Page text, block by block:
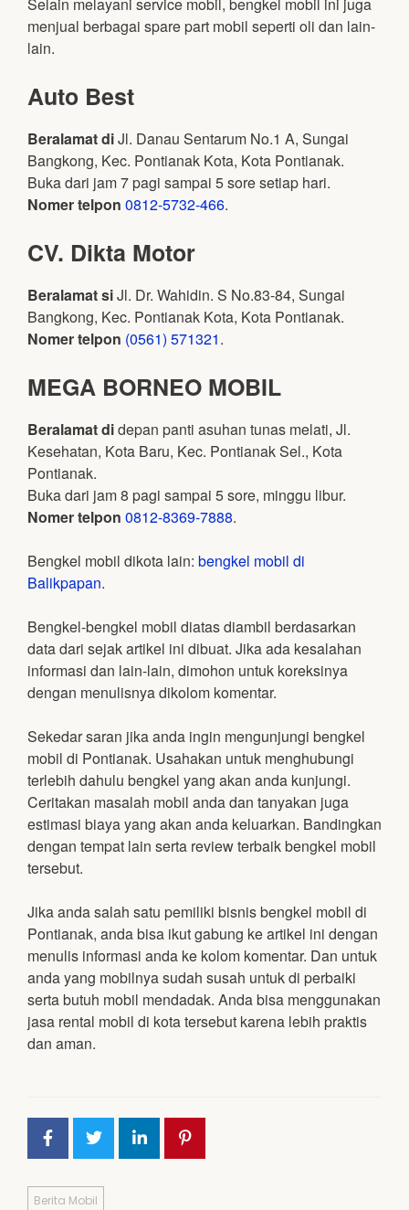
Selain melayani service mobil, bengkel mobil ini juga
menjual berbagai spare part mobil seperti oli dan lain-
lain.
Auto Best
Beralamat diJl. Danau Sentarum No.1 A, Sungai
Bangkong, Kec. Pontianak Kota, Kota Pontianak.
Buka dari jam 7 pagi sampai 5 sore setiap hari.
Nomer telpon 0812-5732-466.
CV. Dikta Motor
Beralamat siJl. Dr. Wahidin. S No.83-84, Sungai
Bangkong, Kec. Pontianak Kota, Kota Pontianak.
Nomer telpon (0561) 571321.
MEGA BORNEO MOBIL
Beralamat didepan panti asuhan tunas melati, Jl.
Kesehatan, Kota Baru, Kec. Pontianak Sel., Kota
Pontianak.
Buka dari jam 8 pagi sampai 5 sore, minggu libur.
Nomer telpon 0812-8369-7888.
Bengkel mobil dikota lain: bengkel mobil di
Balikpapan.
Bengkel-bengkel mobil diatas diambil berdasarkan
data dari sejak artikel ini dibuat. Jika ada kesalahan
informasi dan lain-lain, dimohon untuk koreksinya
dengan menulisnya dikolom komentar.
Sekedar saran jika anda ingin mengunjungi bengkel
mobil di Pontianak. Usahakan untuk menghubungi
terlebih dahulu bengkel yang akan anda kunjungi.
Ceritakan masalah mobil anda dan tanyakan juga
estimasi biaya yang akan anda keluarkan. Bandingkan
dengan tempat lain serta review terbaik bengkel mobil
tersebut.
Jika anda salah satu pemiliki bisnis bengkel mobil di
Pontianak, anda bisa ikut gabung ke artikel ini dengan
menulis informasi anda ke kolom komentar. Dan untuk
anda yang mobilnya sudah susah untuk di perbaiki
serta butuh mobil mendadak. Anda bisa menggunakan
jasa rental mobil di kota tersebut karena lebih praktis
dan aman.
Berita Mobil